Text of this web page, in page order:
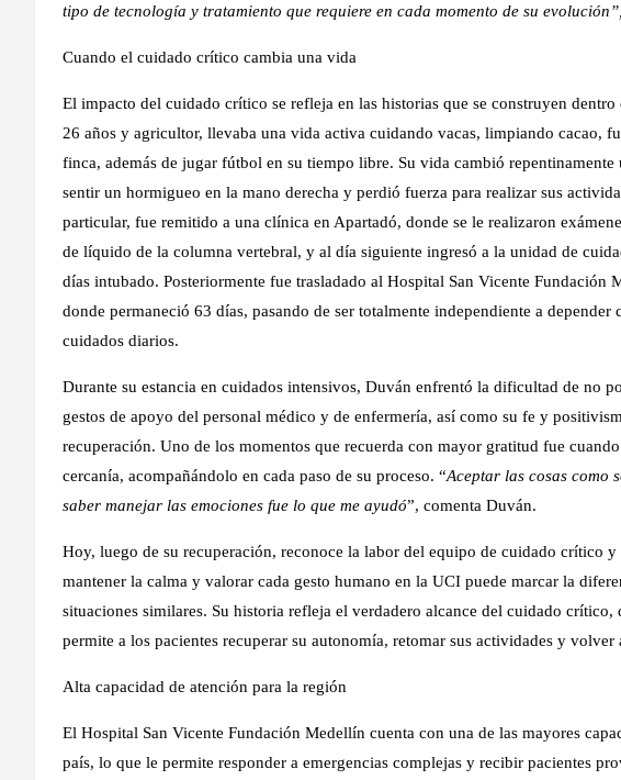
tipo de tecnología y tratamiento que requiere en cada momento de su evolución”,
Cuando el cuidado crítico cambia una vida
El impacto del cuidado crítico se refleja en las historias que se construyen
26 años y agricultor, llevaba una vida activa cuidando vacas, limpiando cacao,
finca, además de jugar fútbol en su tiempo libre. Su vida cambió
sentir un hormigueo en la mano derecha y perdió fuerza para realizar sus
particular, fue remitido a una clínica en Apartadó, donde se le realizaron
de líquido de la columna vertebral, y al día siguiente ingresó a la unidad de
días intubado. Posteriormente fue trasladado al Hospital San Vicente Fundación
donde permaneció 63 días, pasando de ser totalmente independiente a
cuidados diarios.
Durante su estancia en cuidados intensivos, Duván enfrentó la dificultad de no
gestos de apoyo del personal médico y de enfermería, así como su fe y
recuperación. Uno de los momentos que recuerda con mayor gratitud fue
cercanía, acompañándolo en cada paso de su proceso. “Aceptar las cosas como
saber manejar las emociones fue lo que me ayudó”, comenta Duván.
Hoy, luego de su recuperación, reconoce la labor del equipo de cuidado crítico y
mantener la calma y valorar cada gesto humano en la UCI puede marcar la
situaciones similares. Su historia refleja el verdadero alcance del cuidado crítico,
permite a los pacientes recuperar su autonomía, retomar sus actividades y
Alta capacidad de atención para la región
El Hospital San Vicente Fundación Medellín cuenta con una de las mayores
país, lo que le permite responder a emergencias complejas y recibir pacientes